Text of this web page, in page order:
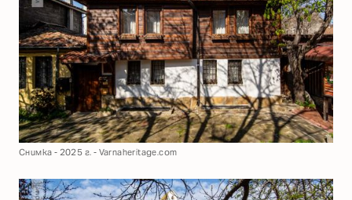
Снимка - 2025 г. - Varnaheritage.com